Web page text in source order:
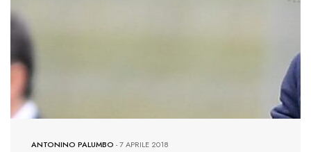
ANTONINO PALUMBO -7 APRILE 2018